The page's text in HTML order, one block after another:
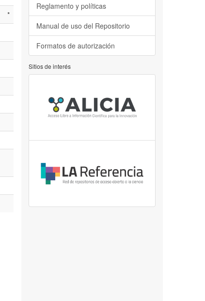
*
Reglamento y políticas
Manual de uso del Repositorio
Formatos de autorización
Sitios de interés